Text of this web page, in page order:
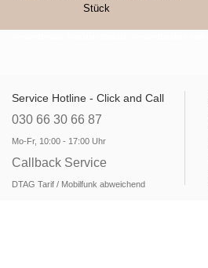
Stück
Service Hotline - Click and Call
030 66 30 66 87
Mo-Fr, 10:00 - 17:00 Uhr
Callback Service
DTAG Tarif / Mobilfunk abweichend